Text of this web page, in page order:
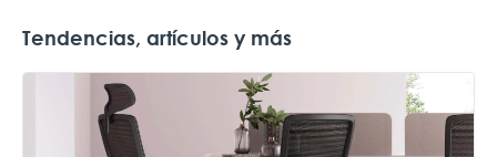
Tendencias, artículos y más